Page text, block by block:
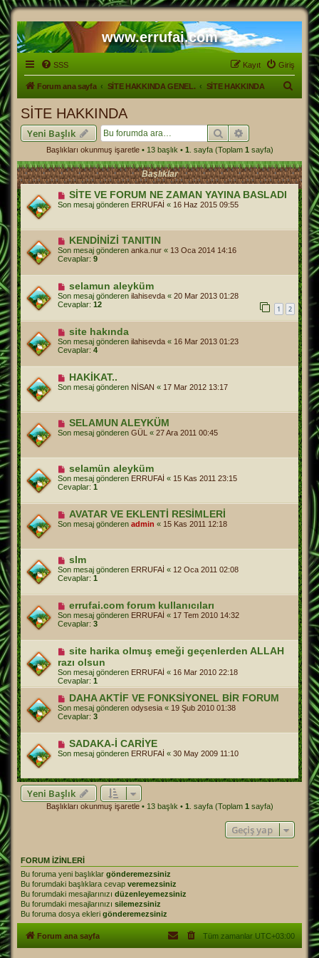
www.errufai.com
SSS Giriş
Kayıt
Forum ana sayfa SİTE HAKKINDA GENEL. SİTE HAKKINDA
SİTE HAKKINDA
Yeni Başlık Ara Gelişmiş arama
Başlıkları okunmuş işaretle• 13 başlık • 1 . sayfa (Toplam 1 sayfa)
Başlıklar
SİTE VE FORUM NE ZAMAN YAYINA BASLADI
Son mesaj gönderen ERRUFAİ « 16 Haz 2015 09:55
KENDİNİZİ TANITIN
Son mesaj gönderen anka.nur « 13 Oca 2014 14:16
Cevaplar: 9
selamun aleyküm
Son mesaj gönderen ilahisevda « 20 Mar 2013 01:28
Cevaplar: 12 1 2
site hakında
Son mesaj gönderen ilahisevda « 16 Mar 2013 01:23
Cevaplar: 4
HAKİKAT..
Son mesaj gönderen NİSAN « 17 Mar 2012 13:17
SELAMUN ALEYKÜM
Son mesaj gönderen GÜL « 27 Ara 2011 00:45
selamün aleyküm
Son mesaj gönderen ERRUFAİ « 15 Kas 2011 23:15
Cevaplar: 1
AVATAR VE EKLENTİ RESİMLERİ
Son mesaj gönderen admin « 15 Kas 2011 12:18
slm
Son mesaj gönderen ERRUFAİ « 12 Oca 2011 02:08
Cevaplar: 1
errufai.com forum kullanıcıları
Son mesaj gönderen ERRUFAİ « 17 Tem 2010 14:32
Cevaplar: 3
site harika olmuş emeği geçenlerden ALLAH
razı olsun
Son mesaj gönderen ERRUFAİ « 16 Mar 2010 22:18
Cevaplar: 1
DAHA AKTİF VE FONKSİYONEL BİR FORUM
Son mesaj gönderen odysesia « 19 Şub 2010 01:38
Cevaplar: 3
SADAKA-İ CARİYE
Son mesaj gönderen ERRUFAİ « 30 May 2009 11:10
Yeni Başlık
Başlıkları okunmuş işaretle• 13 başlık • 1 . sayfa (Toplam 1 sayfa)
Geçiş yap
FORUM IZINLERI
Bu foruma yeni başlıklar gönderemezsiniz
Bu forumdaki başlıklara cevap veremezsiniz
Bu forumdaki mesajlarınızı düzenleyemezsiniz
Bu forumdaki mesajlarınızı silemezsiniz
Bu foruma dosya ekleri gönderemezsiniz
Forum ana sayfa Tüm zamanlar UTC+03:00